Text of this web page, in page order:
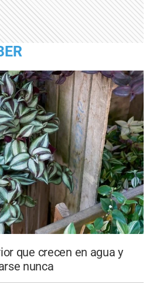
que crecen en agua y
nunca